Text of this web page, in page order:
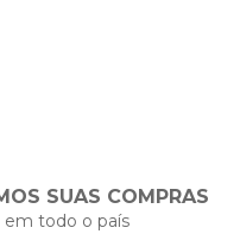
SUAS COMPRAS
em todo o país